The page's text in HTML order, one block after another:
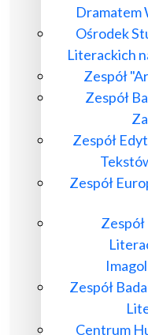
Dramatem
Ośrodek
Literackich
Zespół
Zespół
Zespół
Zespół
Zespół
Centrum